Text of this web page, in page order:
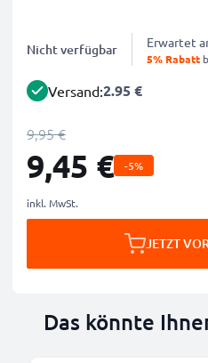
Nicht verfügbar Erwartet
5% Rabatt
Versand:2.95 €
9,95 €
9,45 € -5%
inkl. MwSt.
JETZT
Das könnte